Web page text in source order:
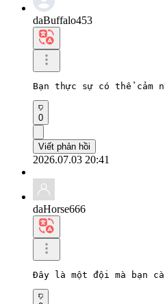
daBuffalo453
Bạn thực sự có thể cảm
0
Viết phản hồi
2026.07.03 20:41
daHorse666
Đây là một đội mà bạn